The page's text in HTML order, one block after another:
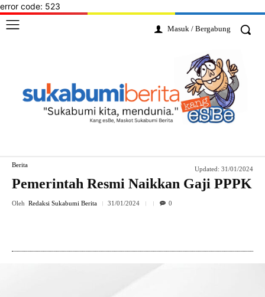
error code: 523
Masuk / Bergabung
Berita
Updated: 31/01/2024
Pemerintah Resmi Naikkan Gaji PPPK
Oleh Redaksi Sukabumi Berita 31/01/2024 0